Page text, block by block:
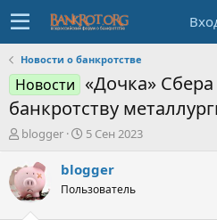
Новости о банкротстве
Новости «Дочка» Сбера
банкротству
А
т
о
р
blogger
Д
т
а
н
5 Сен 2023
blogger
Пользователь